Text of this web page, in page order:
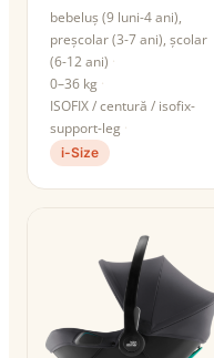
bebeluș (9 luni-4 ani),
preșcolar (3-7 ani), școlar
(6-12 ani)
0–36 kg
ISOFIX / centură / isofix-
support-leg
i-Size